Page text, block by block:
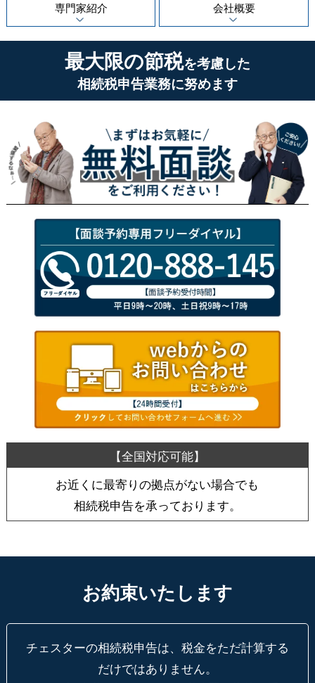
専門家紹介 会社概要
最大限の節税を考慮した
相続税申告業務に努めます
お近くに最寄りの拠点がない場合でも
相続税申告を承っております。
お約束いたします
チェスターの相続税申告は、税金をただ計算する
だけではありません。